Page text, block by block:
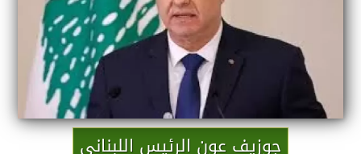
جوزيف عون الرئيس اللبناني